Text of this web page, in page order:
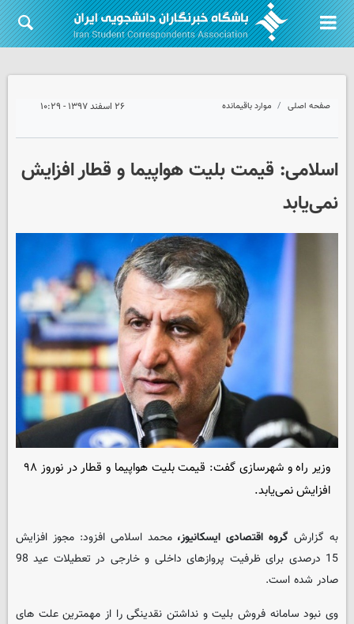
صفحه اصلی موارد باقیمانده ۲۶ اسفند ۱۳۹۷ - ۱۰:۲۹
اسلامی: قیمت بلیت هواپیما و قطار افزایش
نمی‌یابد
وزیر راه و شهرسازی گفت: قیمت بلیت هواپیما و قطار در نوروز ۹۸
افزایش نمی‌یابد.
به گزارشگروه اقتصادی ایسکانیوز،محمد اسلامی افزود: مجوز افزایش
15 درصدی برای ظرفیت پروازهای داخلی و خارجی در تعطیلات عید 98
صادر شده است.
وی نبود سامانه فروش بلیت و نداشتن نقدینگی را از مهمترین علت های